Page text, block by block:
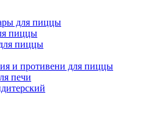
для пиццы
пиццы
пиццы
и противени для пиццы
печи